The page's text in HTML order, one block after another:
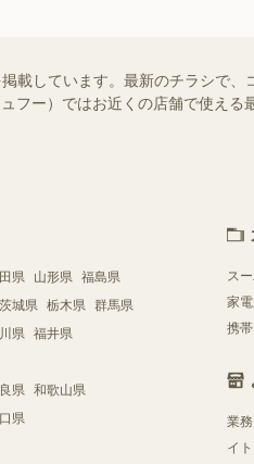
載しています。最新のチラシで
フー）ではお近くの店舗で使え
県 山形県 福島県
茨城県 栃木県 群馬県
県 福井県
県 和歌山県
県
ス
家
携
業
イ